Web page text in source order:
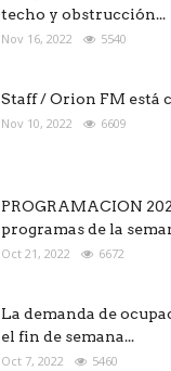
techo y obstrucción...
Nov 16, 2022 5540
Staff / Orion FM está
Nov 10, 2022 6609
PROGRAMACION
programas de la
Oct 21, 2022 6672
La demanda de
el fin de semana...
Oct 7, 2022 5460